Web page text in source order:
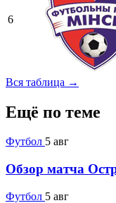
6
Вся таблица →
Ещё по теме
Футбол 5 авг
Обзор матча
Футбол 5 авг